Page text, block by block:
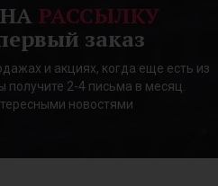
РАССЫЛКУ
заказ
и акциях, когда еще есть из
2-4 письма в месяц.
новостями